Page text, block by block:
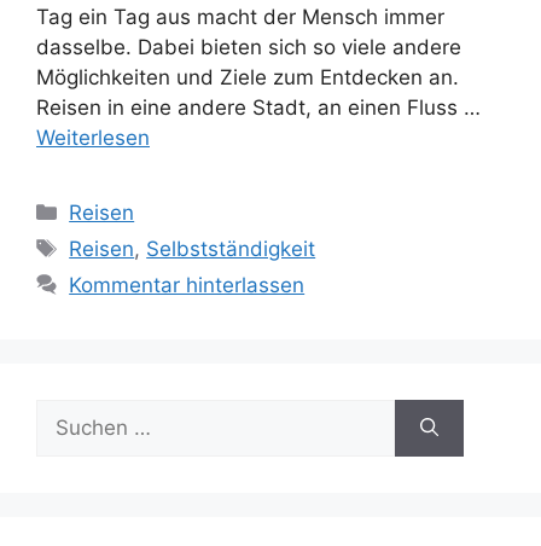
Tag ein Tag aus macht der Mensch immer
dasselbe. Dabei bieten sich so viele andere
Möglichkeiten und Ziele zum Entdecken an.
Reisen in eine andere Stadt, an einen Fluss …
Weiterlesen
Kategorien
Reisen
Schlagwörter
Reisen, Selbstständigkeit
Kommentar hinterlassen
nach: